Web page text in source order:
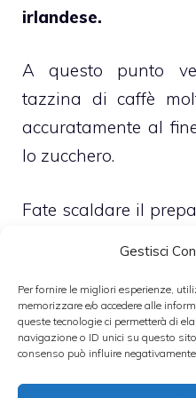
Gestisci
Per fornire le migliori esperienze,
memorizzare e/o accedere alle
queste tecnologie ci permetterà di
navigazione o ID unici su questo
consenso può influire
irlandese.
A questo punto
tazzina di caffè
accuratamente al
lo zucchero.
Fate scaldare il
iniziate a
circa 8 secondi.